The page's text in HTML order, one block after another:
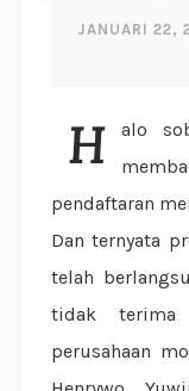
JANUARI 22,
Halo sobat! Beberapa waktu lalu saya
pendaftaran
Dan ternyata
telah
tidak terima
perusahaan